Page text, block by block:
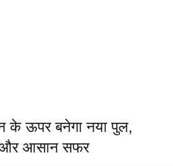
के ऊपर बनेगा नया पुल,
और आसान सफर